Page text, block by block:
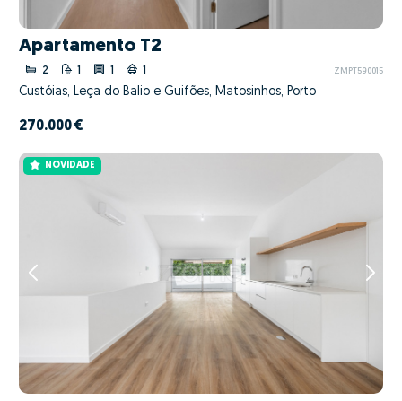
Apartamento T2
2 1 1 1 ZMPT590015
Custóias, Leça do Balio e Guifões, Matosinhos, Porto
270.000 €
NOVIDADE